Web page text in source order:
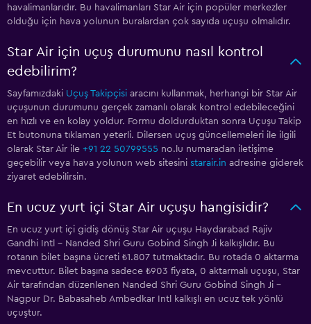
havalimanlarıdır. Bu havalimanları Star Air için popüler merkezler
olduğu için hava yolunun buralardan çok sayıda uçuşu olmalıdır.
Star Air için uçuş durumunu nasıl kontrol
edebilirim?
Sayfamızdaki Uçuş Takipçisi aracını kullanmak, herhangi bir Star Air
uçuşunun durumunu gerçek zamanlı olarak kontrol edebileceğini
en hızlı ve en kolay yoldur. Formu doldurduktan sonra Uçuşu Takip
Et butonuna tıklaman yeterli. Dilersen uçuş güncellemeleri ile ilgili
olarak Star Air ile +91 22 50799555 no.lu numaradan iletişime
geçebilir veya hava yolunun web sitesini starair.in adresine giderek
ziyaret edebilirsin.
En ucuz yurt içi Star Air uçuşu hangisidir?
En ucuz yurt içi gidiş dönüş Star Air uçuşu Haydarabad Rajiv
Gandhi Intl - Nanded Shri Guru Gobind Singh Ji kalkışlıdır. Bu
rotanın bilet başına ücreti ₺1.807 tutmaktadır. Bu rotada 0 aktarma
mevcuttur. Bilet başına sadece ₺903 fiyata, 0 aktarmalı uçuşu, Star
Air tarafından düzenlenen Nanded Shri Guru Gobind Singh Ji -
Nagpur Dr. Babasaheb Ambedkar Intl kalkışlı en ucuz tek yönlü
uçuştur.